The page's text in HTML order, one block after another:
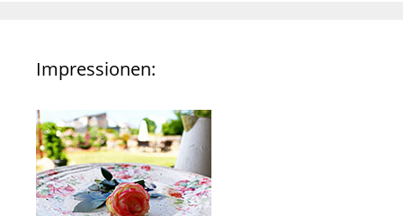
Impressionen: